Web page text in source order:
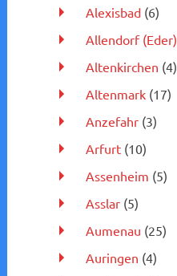
Alexisbad(6)
Allendorf (Eder)
Altenkirchen (4)
Altenmark(17)
Anzefahr(3)
Arfurt(10)
Assenheim (5)
Asslar(5)
Aumenau (25)
Auringen (4)